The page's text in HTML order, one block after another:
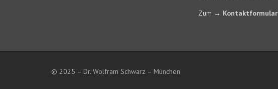
Zum → Kontaktformular
© 2025 – Dr. Wolfram Schwarz – München